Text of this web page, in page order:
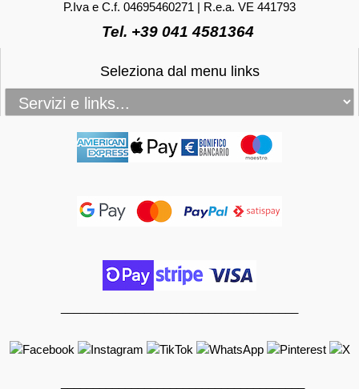
Felm s.r.l | Gheginonline | Ratti
P.Iva e C.f. 04695460271 | R.e.a. VE 441793
Seleziona dal menu links